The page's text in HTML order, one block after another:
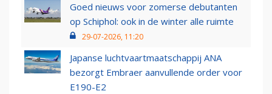
Goed nieuws voor zomerse debutanten
op Schiphol: ook in de winter alle ruimte
29-07-2026, 11:20
Japanse luchtvaartmaatschappij ANA
bezorgt Embraer aanvullende order voor
E190-E2